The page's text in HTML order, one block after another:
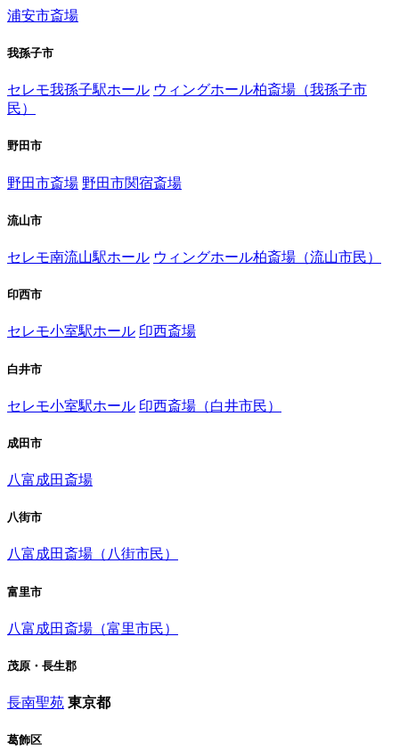
浦安市斎場
我孫子市
セレモ我孫子駅ホール ウィングホール柏斎場（我孫子市
民）
野田市
野田市斎場 野田市関宿斎場
流山市
セレモ南流山駅ホール ウィングホール柏斎場（流山市民）
印西市
セレモ小室駅ホール 印西斎場
白井市
セレモ小室駅ホール 印西斎場（白井市民）
成田市
八富成田斎場
八街市
八富成田斎場（八街市民）
富里市
八富成田斎場（富里市民）
茂原・長生郡
長南聖苑 東京都
葛飾区